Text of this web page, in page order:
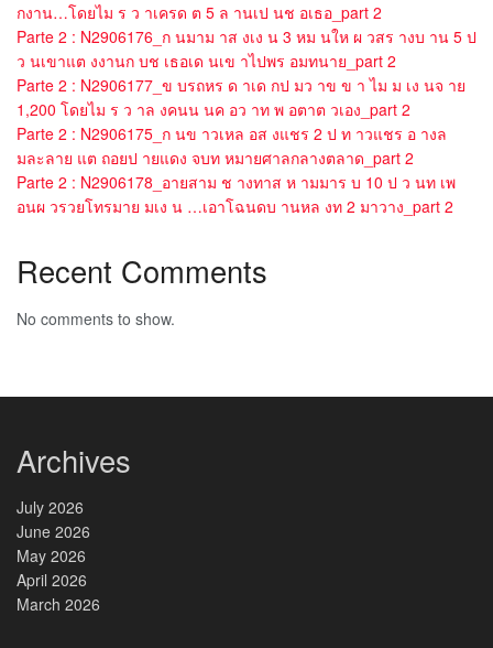
กงาน…โดยไม ร ว าเครด ต 5 ล านเป นช อเธอ_part 2
Parte 2 : N2906176_ก นมาม าส งเง น 3 หม นให ผ วสร างบ าน 5 ป
ว นเขาแต งงานก บช เธอเด นเข าไปพร อมทนาย_part 2
Parte 2 : N2906177_ข บรถหร ด าเด กป มว าข ข า ไม ม เง นจ าย
1,200 โดยไม ร ว าล งคนน นค อว าท พ อตาต วเอง_part 2
Parte 2 : N2906175_ก นข าวเหล อส งแชร 2 ป ท าวแชร อ างล
มละลาย แต ถอยป ายแดง จบท หมายศาลกลางตลาด_part 2
Parte 2 : N2906178_อายสาม ช างทาส ห ามมาร บ 10 ป ว นท เพ
อนผ วรวยโทรมาย มเง น …เอาโฉนดบ านหล งท 2 มาวาง_part 2
Recent Comments
No comments to show.
Archives
July 2026
June 2026
May 2026
April 2026
March 2026